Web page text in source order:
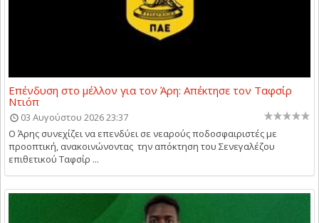
Επένδυση στο μέλλον για τον Άρη: Απέκτησε τον Ταφσίρ
Ντιόπ
03 Αυγούστου 2026 23:37
Ο Άρης συνεχίζει να επενδύει σε νεαρούς ποδοσφαιριστές με
προοπτική, ανακοινώνοντας την απόκτηση του Σενεγαλέζου
επιθετικού Ταφσίρ ...